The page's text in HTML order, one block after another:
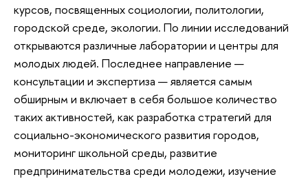
курсов, посвященных социологии, политологии,
городской среде, экологии. По линии исследований
открываются различные лаборатории и центры для
молодых людей. Последнее направление —
консультации и экспертиза — является самым
обширным и включает в себя большое количество
таких активностей, как разработка стратегий для
социально-экономического развития городов,
мониторинг школьной среды, развитие
предпринимательства среди молодежи, изучение